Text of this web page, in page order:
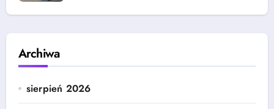
Archiwa
sierpień 2026